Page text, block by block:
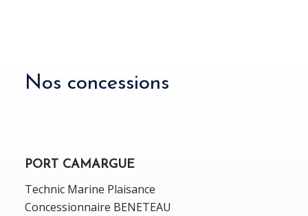
Nos concessions
PORT CAMARGUE
Technic Marine Plaisance
Concessionnaire BENETEAU